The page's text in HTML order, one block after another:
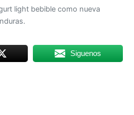
light bebible como nueva
Siguenos